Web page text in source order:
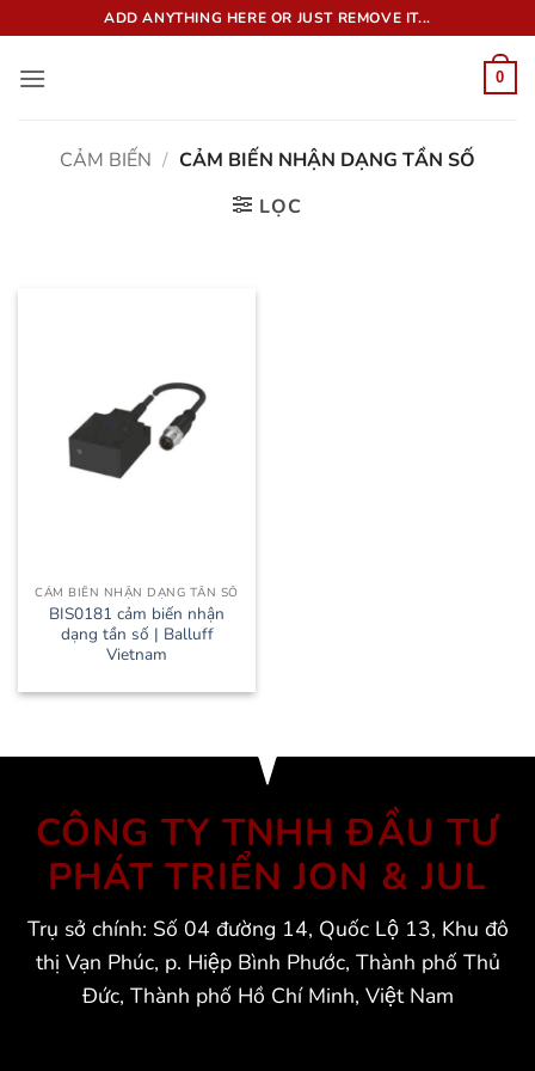
qua
nội
ADD ANYTHING HERE OR JUST REMOVE IT...
0
CẢM BIẾN / CẢM BIẾN NHẬN DẠNG TẦN SỐ
LỌC
CẢM BIẾN NHẬN DẠNG TẦN SỐ
BIS0181 cảm biến nhận
dạng tần số | Balluff
Vietnam
CÔNG TY TNHH ĐẦU TƯ
PHÁT TRIỂN JON & JUL
Trụ sở chính: Số 04 đường 14, Quốc Lộ 13, Khu đô
thị Vạn Phúc, p. Hiệp Bình Phước, Thành phố Thủ
Đức, Thành phố Hồ Chí Minh, Việt Nam